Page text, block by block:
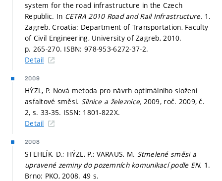
system for the road infrastructure in the Czech
Republic. In CETRA 2010 Road and Rail Infrastructure. 1.
Zagreb, Croatia: Department of Transportation, Faculty
of Civil Engineering, University of Zagreb, 2010.
p. 265-270. ISBN: 978-953-6272-37-2.
Detail
2009
HÝZL, P. Nová metoda pro návrh optimálního složení
asfaltové směsi. Silnice a železnice, 2009, roč. 2009, č.
2, s. 33-35. ISSN: 1801-822X.
Detail
2008
STEHLÍK, D.; HÝZL, P.; VARAUS, M. Stmelené směsi a
upravené zeminy do pozemních komunikací podle EN. 1.
Brno: PKO, 2008. 49 s.